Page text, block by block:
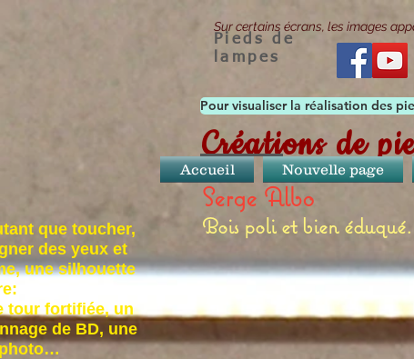
Pieds de
lampes
Accueil Nouvelle page
que toucher,
des yeux et
une silhouette
tour fortifiée, un
de BD, une
photo…
Sur certains écrans, les images
Créations de
Serge Albo
Bois poli et bien éduqué.
Pour visualiser la réalisation des